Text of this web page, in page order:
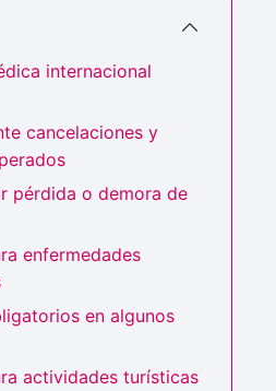
internacional
cancelaciones y
pérdida o demora de
enfermedades
en algunos
actividades turísticas